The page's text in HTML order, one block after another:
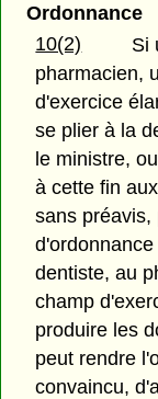
Ordonnance
10(2)
Si
pharmacien,
d'exercice
se plier à la
le ministre,
à cette fin
sans préavis,
dentiste, au
champ
produire les
peut rendre
convaincu,